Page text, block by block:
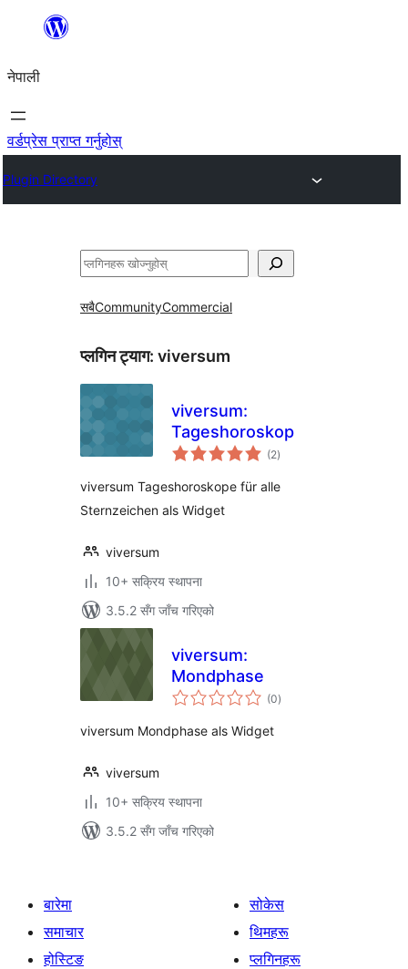
सामग्रीमा
नेपाली
वर्डप्रेस प्राप्त गर्नुहोस्
Plugin Directory
खोज्नुहोस्
सबैCommunityCommercial
प्लगिन ट्याग: viversum
viversum:
Tageshoroskop
(2कुल
रेटिङ्गहरू
)
viversum Tageshoroskope für alle
Sternzeichen als Widget
viversum
10+ सक्रिय स्थापना
3.5.2 सँग जाँच गरिएको
viversum:
Mondphase
(0कुल
रेटिङ्गहरू
)
viversum Mondphase als Widget
viversum
10+ सक्रिय स्थापना
3.5.2 सँग जाँच गरिएको
बारेमा
समाचार
होस्टिङ
सोकेस
थिमहरू
प्लगिनहरू